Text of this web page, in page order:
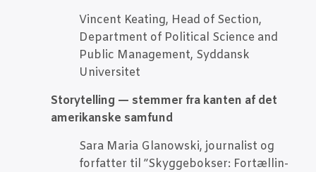
Vin­cent Keat­ing, Head of Section,
Depart­ment of Poli­ti­cal Sci­en­ce and
Public Mana­ge­ment, Syd­dansk
Universitet
Storytel­ling — stem­mer fra kan­ten af det
ame­ri­kan­ske samfund
Sara Maria Gla­nowski, jour­na­list og
for­fat­ter til ”Skyg­ge­bok­ser: For­tæl­lin­